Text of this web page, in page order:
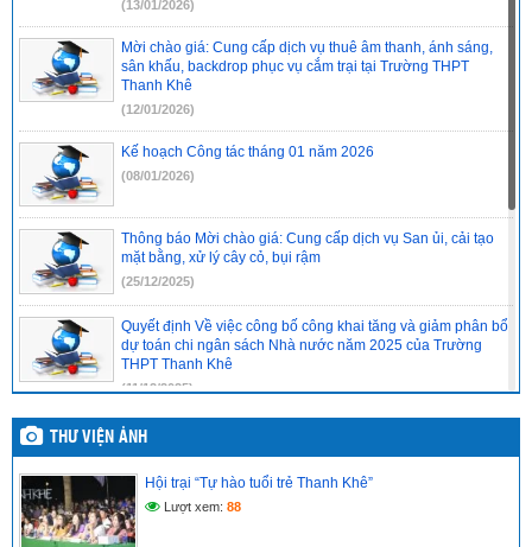
(13/01/2026)
Mời chào giá: Cung cấp dịch vụ thuê âm thanh, ánh sáng,
sân khấu, backdrop phục vụ cắm trại tại Trường THPT
Thanh Khê
(12/01/2026)
Kế hoạch Công tác tháng 01 năm 2026
(08/01/2026)
Thông báo Mời chào giá: Cung cấp dịch vụ San ủi, cải tạo
mặt bằng, xử lý cây cỏ, bụi rậm
(25/12/2025)
Quyết định Về việc công bố công khai tăng và giảm phân bổ
dự toán chi ngân sách Nhà nước năm 2025 của Trường
THPT Thanh Khê
(11/12/2025)
ĐỀ CƯƠNG ÔN TẬP MÔN TOÁN LỚP 12 CUỐI KỲ 1 NĂM
(10/12/2025)
ĐỀ CƯƠNG ÔN TẬP MÔN TOÁN LỚP 11 CUỐI KỲ 1 NĂM
HỌC 2025-2026
THƯ VIỆN ẢNH
Hội trại “Tự hào tuổi trẻ Thanh Khê”
Lượt xem: 88